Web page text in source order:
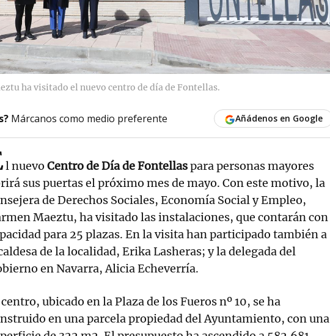
ha visitado el nuevo centro de día de Fontellas.
Márcanos como medio preferente Añádenos en Google
l nuevo Centro de Día de Fontellaspara personas mayores
sus puertas el próximo mes de mayo. Con este motivo, la
de Derechos Sociales, Economía Social y Empleo,
Maeztu, ha visitado las instalaciones, que contarán con
para 25 plazas. En la visita han participado también a
de la localidad, Erika Lasheras; y la delegada del
en Navarra, Alicia Echeverría.
ubicado en la Plaza de los Fueros nº 10, se ha
en una parcela propiedad del Ayuntamiento, con una